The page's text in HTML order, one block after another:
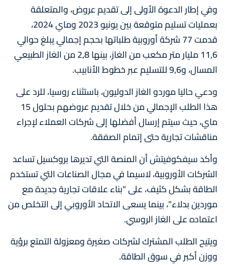
وفي إطار الدعوة الأولى إلى تقديم عروض، والمتعلقة
بعمليات تسليم متوقعة بين يونيو 2023 وماي 2024،
قدمت 77 شركة أوروبية طلباتها بحجم إجمالي يبلغ حوالي
11,6 مليار متر مكعب من الغاز، بينها 2,8 من الغاز الطبيعي
المسال، و9,6 للتسليم عبر خطوط الأنابيب.
ودعي حاليا موردو الغاز الدوليون، باستثناء روسيا، للرد على
هذا الطلب الإجمالي من خلال تقديم عروضهم بحلول 15
ماي، حيث سيتم إرسال أفضلها إلى شركات العملاء لإجراء
مناقشات تجارية حتى إتمام الصفقة.
وأكد سيفكوفيتش أن المنصة التي تديرها بروكسيل تساعد
الشركات الأوروبية، لاسيما في مجال الصناعات التي تستخدم
الطاقة بشكل كثيف، على "بناء علاقات تجارية جديدة مع
موردين بدلاء"، بينما يسعى الاتحاد الأوروبي إلى التخلص من
اعتماده على الغاز الروسي.
ويتيح الطلب المشترك لشركات صغيرة ومعزولة التمتع برؤية
ووزن أكبر في سوق الطاقة.